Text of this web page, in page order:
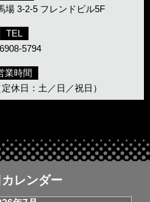
場 3-2-5 フレンドビル5F
TEL
5794
業時間
休日：土／日／祝日）
レンダー